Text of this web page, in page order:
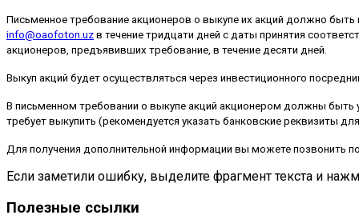
Письменное требование акционеров о выкупе их акций должно
info@oaofoton.uz в течение тридцати дней с даты принятия
акционеров, предъявивших требование, в течение десяти дней.
Выкуп акций будет осуществляться через инвестиционного
В письменном требовании о выкупе акций акционером должны
требует выкупить (рекомендуется указать банковские реквизиты
Для получения дополнительной информации вы можете позвонить
Если заметили ошибку, выделите фрагмент текста и
Полезные ссылки